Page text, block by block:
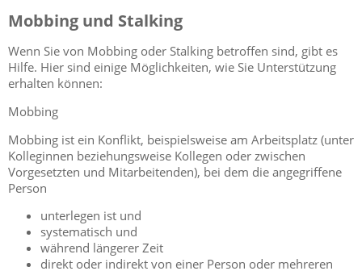
Mobbing und Stalking
Wenn Sie von Mobbing oder Stalking betroffen sind, gibt es
Hilfe. Hier sind einige Möglichkeiten, wie Sie Unterstützung
erhalten können:
Mobbing
Mobbing ist ein Konflikt, beispielsweise am Arbeitsplatz (unter
Kolleginnen beziehungsweise Kollegen oder zwischen
Vorgesetzten und Mitarbeitenden), bei dem die angegriffene
Person
unterlegen ist und
systematisch und
während längerer Zeit
direkt oder indirekt von einer Person oder mehreren